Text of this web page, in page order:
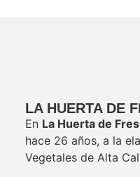
LA HUERTA DE
En La Huerta de
hace 26 años, a la
Vegetales de Alta